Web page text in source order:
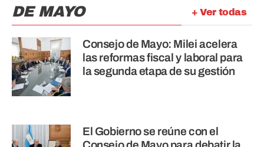
+ Ver todas
DE MAYO
Consejo de Mayo: Milei acelera
las reformas fiscal y laboral para
la segunda etapa de su gestión
El Gobierno se reúne con el